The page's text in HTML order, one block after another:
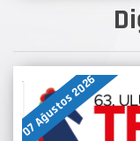
07 Ağustos 2026